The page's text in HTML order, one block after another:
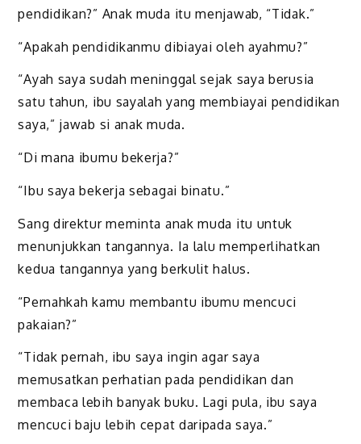
pendidikan?” Anak muda itu menjawab, “Tidak.”
“Apakah pendidikanmu dibiayai oleh ayahmu?”
“Ayah saya sudah meninggal sejak saya berusia
satu tahun, ibu sayalah yang membiayai pendidikan
saya,” jawab si anak muda.
“Di mana ibumu bekerja?”
“Ibu saya bekerja sebagai binatu.”
Sang direktur meminta anak muda itu untuk
menunjukkan tangannya. Ia lalu memperlihatkan
kedua tangannya yang berkulit halus.
“Pernahkah kamu membantu ibumu mencuci
pakaian?”
“Tidak pernah, ibu saya ingin agar saya
memusatkan perhatian pada pendidikan dan
membaca lebih banyak buku. Lagi pula, ibu saya
mencuci baju lebih cepat daripada saya.”